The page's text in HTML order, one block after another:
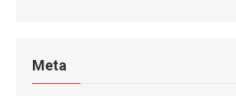
Meta